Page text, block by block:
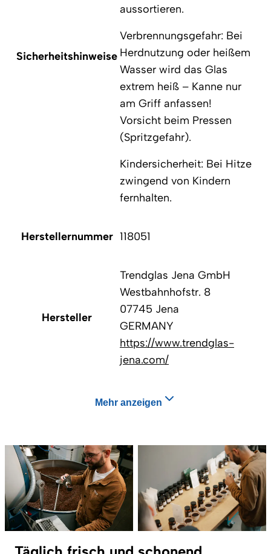
Sicherheitshinweise
aussortieren.
Verbrennungsgefahr: Bei
Herdnutzung oder heißem
Wasser wird das Glas
extrem heiß – Kanne nur
am Griff anfassen!
Vorsicht beim Pressen
(Spritzgefahr).
Kindersicherheit: Bei Hitze
zwingend von Kindern
fernhalten.
Herstellernummer 118051
Hersteller
Trendglas Jena GmbH
Westbahnhofstr. 8
07745 Jena
GERMANY
https://www.trendglas-
jena.com/
Mehr anzeigen